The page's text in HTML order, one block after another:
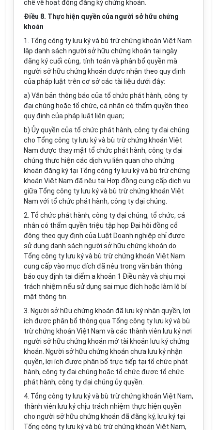
chế về hoạt động đăng ký chứng khoán.
Điều 8. Thực hiện quyền của người sở hữu chứng
khoán
1. Tổng công ty lưu ký và bù trừ chứng khoán Việt Nam
lập danh sách người sở hữu chứng khoán tại ngày
đăng ký cuối cùng, tính toán và phân bổ quyền mà
người sở hữu chứng khoán được nhận theo quy định
của pháp luật trên cơ sở các tài liệu dưới đây:
a) Văn bản thông báo của tổ chức phát hành, công ty
đại chúng hoặc tổ chức, cá nhân có thẩm quyền theo
quy định của pháp luật liên quan;
b) Ủy quyền của tổ chức phát hành, công ty đại chúng
cho Tổng công ty lưu ký và bù trừ chứng khoán Việt
Nam được thay mặt tổ chức phát hành, công ty đại
chúng thực hiện các dịch vụ liên quan cho chứng
khoán đăng ký tại Tổng công ty lưu ký và bù trừ chứng
khoán Việt Nam đã nêu tại Hợp đồng cung cấp dịch vụ
giữa Tổng công ty lưu ký và bù trừ chứng khoán Việt
Nam với tổ chức phát hành, công ty đại chúng.
2. Tổ chức phát hành, công ty đại chúng, tổ chức, cá
nhân có thẩm quyền triệu tập họp Đại hội đồng cổ
đông theo quy định của Luật Doanh nghiệp chỉ được
sử dụng danh sách người sở hữu chứng khoán do
Tổng công ty lưu ký và bù trừ chứng khoán Việt Nam
cung cấp vào mục đích đã nêu trong văn bản thông
báo quy định tại điểm a khoản 1 Điều này và chịu mọi
trách nhiệm nếu sử dụng sai mục đích hoặc làm lộ bí
mật thông tin.
3. Người sở hữu chứng khoán đã lưu ký nhận quyền, lợi
ích được phân bổ thông qua Tổng công ty lưu ký và bù
trừ chứng khoán Việt Nam và các thành viên lưu ký nơi
người sở hữu chứng khoán mở tài khoản lưu ký chứng
khoán. Người sở hữu chứng khoán chưa lưu ký nhận
quyền, lợi ích được phân bổ trực tiếp tại tổ chức phát
hành, công ty đại chúng hoặc tổ chức được tổ chức
phát hành, công ty đại chúng ủy quyền.
4. Tổng công ty lưu ký và bù trừ chứng khoán Việt Nam,
thành viên lưu ký chịu trách nhiệm thực hiện quyền
cho người sở hữu chứng khoán đã đăng ký, lưu ký tại
Tổng công ty lưu ký và bù trừ chứng khoán Việt Nam,